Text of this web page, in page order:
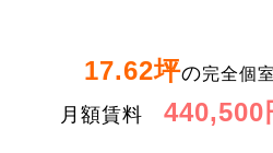
17.62坪の完全個
月額賃料 440,500